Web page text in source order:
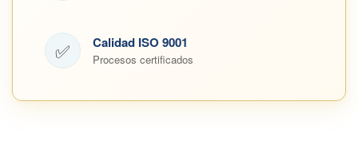
✅ Calidad ISO 9001
Procesos certificados